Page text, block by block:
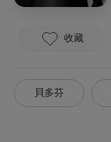
收藏
貝多芬